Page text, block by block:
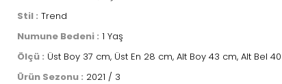
Stil : Trend
Numune Bedeni : 1 Yaş
Ölçü : Üst Boy 37 cm, Üst En 28 cm, Alt Boy 43 cm, Alt Bel
Ürün Sezonu : 2021 / 3